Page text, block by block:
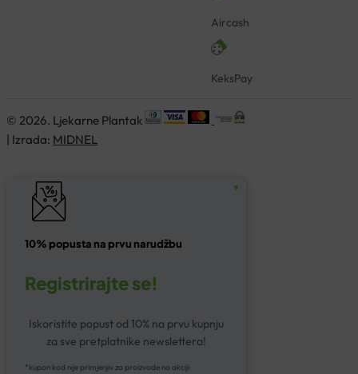
Aircash
KeksPay
© 2026. Ljekarne Plantak
| Izrada: MIDNEL
10% popusta na prvu narudžbu
Registrirajte se!
Iskoristite popust od 10% na prvu kupnju
za sve pretplatnike newslettera!
*kupon kod nije primjenjiv za proizvode na akciji